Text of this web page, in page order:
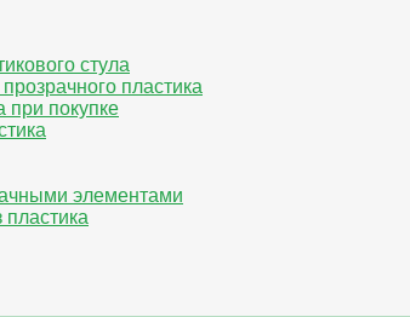
стула
пластика
при покупке
элементами
пластика